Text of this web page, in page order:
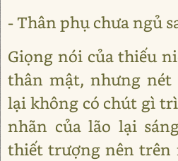
- Thân phụ chưa ngủ
Giọng nói của thiếu
thân mật, nhưng nét
lại không có chút gì
nhãn của lão lại
thiết trượng nên trên